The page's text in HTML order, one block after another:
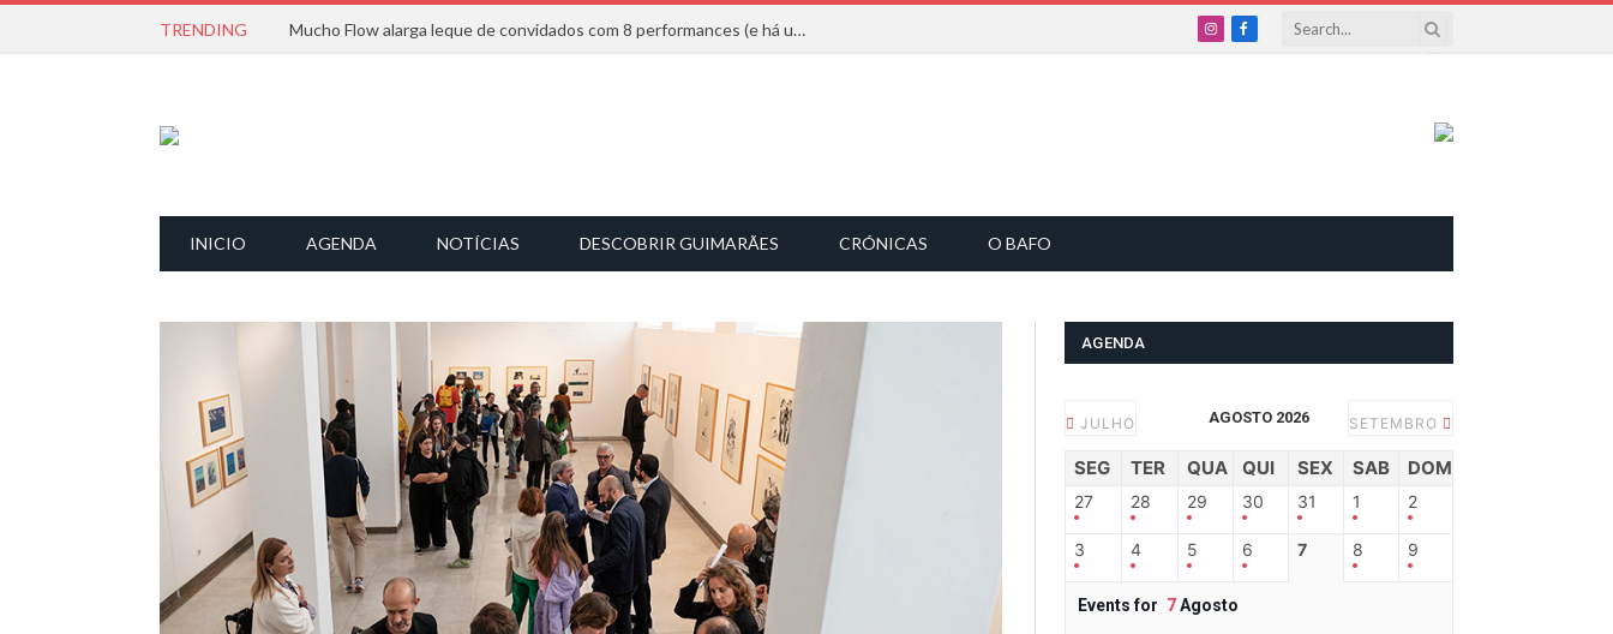
TRENDING Mucho Flow alarga leque de convidados com 8 performances (e há uma saída)
InstagramFacebook
INICIO AGENDA NOTÍCIAS DESCOBRIR GUIMARÃES CRÓNICAS O BAFO
AGENDA
JULHO AGOSTO 2026 SETEMBRO
SEG TER QUA QUI SEX SAB DOM
27 28 29 30 31 1 2
3 4 5 6 7 8 9
Events for 7Agosto